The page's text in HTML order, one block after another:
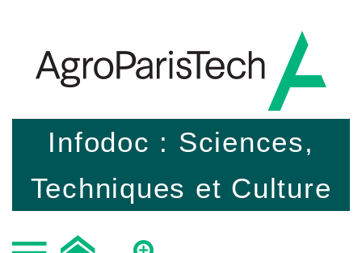
Infodoc : Sciences,
Techniques et Culture